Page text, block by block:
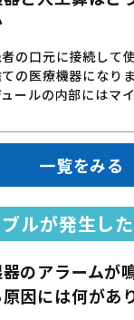
の口元に接続して
の医療機器になり
ールの内部にはマ
一覧をみる
ルが発生し
のアラームが
因には何があ